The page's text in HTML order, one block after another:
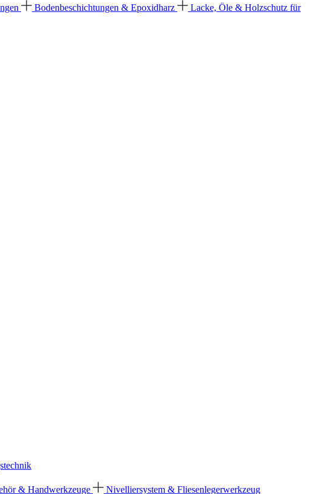
Bodenbeschichtungen & Epoxidharz
Lacke, Öle & Holzschutz für
& Handwerkzeuge
Nivelliersystem & Fliesenlegerwerkzeug